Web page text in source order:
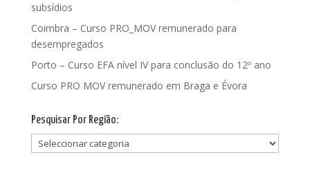
subsídios
Coimbra – Curso PRO_MOV remunerado para
desempregados
Porto – Curso EFA nível IV para conclusão do 12º ano
Curso PRO MOV remunerado em Braga e Évora
Pesquisar Por Região:
Pesquisar
Por